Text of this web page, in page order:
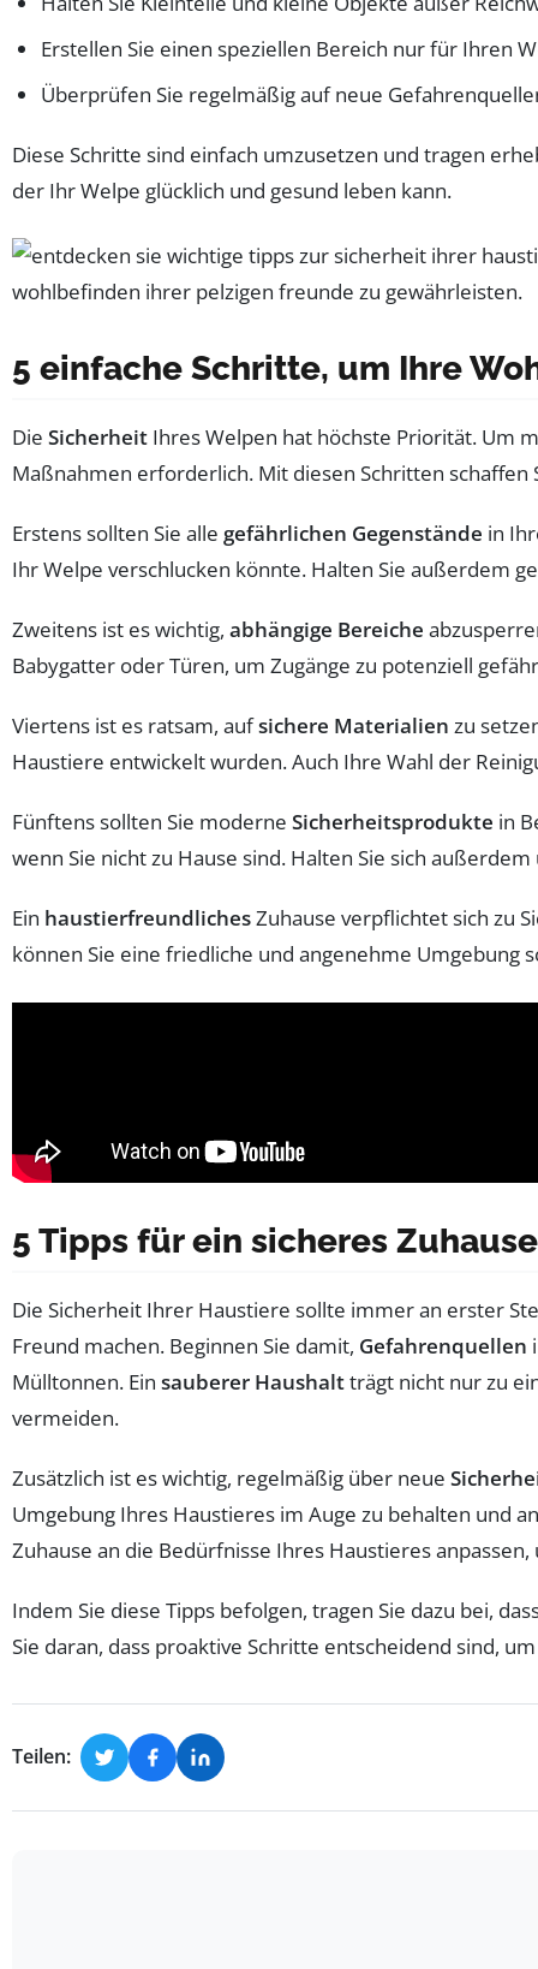
Erstellen Sie einen speziellen Bereich nur für Ihren
Überprüfen Sie regelmäßig auf neue
Diese Schritte sind einfach umzusetzen und tragen
der Ihr Welpe glücklich und gesund leben kann.
5 einfache Schritte, um Ihre
Die Sicherheit Ihres Welpen hat höchste Priorität. Um
Maßnahmen erforderlich. Mit diesen Schritten schaffen
Erstens sollten Sie alle gefährlichen Gegenstände in
Ihr Welpe verschlucken könnte. Halten Sie außerdem
Zweitens ist es wichtig, abhängige Bereiche
Babygatter oder Türen, um Zugänge zu potenziell
Viertens ist es ratsam, aufsichere Materialien zu
Haustiere entwickelt wurden. Auch Ihre Wahl der
Fünftens sollten Sie moderne Sicherheitsprodukte in
wenn Sie nicht zu Hause sind. Halten Sie sich
Ein haustierfreundlichesZuhause verpflichtet sich zu
können Sie eine friedliche und angenehme Umgebung
5 Tipps für ein sicheres
Die Sicherheit Ihrer Haustiere sollte immer an erster
Freund machen. Beginnen Sie damit, Gefahrenquellen
Mülltonnen. Ein sauberer Haushaltträgt nicht nur zu
vermeiden.
Zusätzlich ist es wichtig, regelmäßig über neue
Umgebung Ihres Haustieres im Auge zu behalten und
Zuhause an die Bedürfnisse Ihres Haustieres
Indem Sie diese Tipps befolgen, tragen Sie dazu bei,
Sie daran, dass proaktive Schritte entscheidend sind,
Teilen: